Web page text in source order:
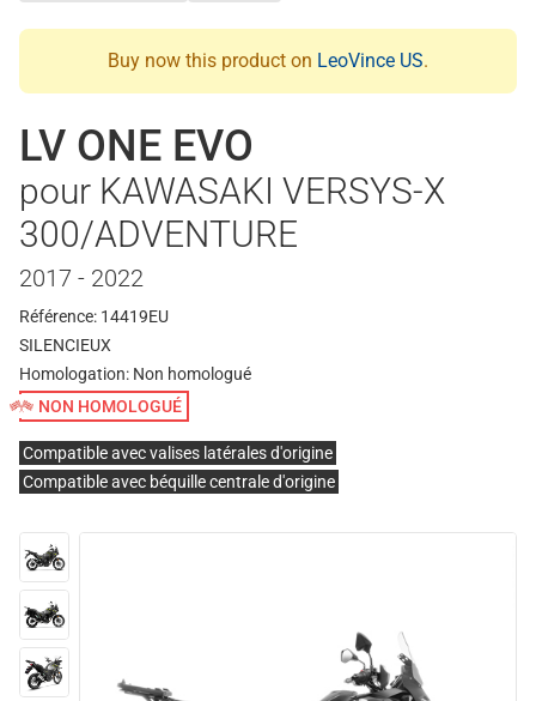
Buy now this product on LeoVince US.
LV ONE EVO
pour KAWASAKI VERSYS-X
300/ADVENTURE
2017 - 2022
Référence: 14419EU
SILENCIEUX
Homologation: Non homologué
NON HOMOLOGUÉ
Compatible avec valises latérales d'origine
Compatible avec béquille centrale d'origine